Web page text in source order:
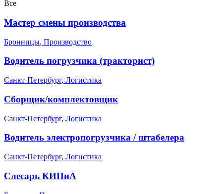
Все
Мастер смены производства
Бронницы, Производство
Водитель погрузчика (тракторист)
Санкт-Петербург, Логистика
Сборщик/комплектовщик
Санкт-Петербург, Логистика
Водитель электропогрузчика / штабелера
Санкт-Петербург, Логистика
Слесарь КИПиА